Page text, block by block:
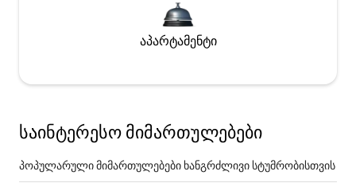
აპარტამენტი
საინტერესო მიმართულებები
პოპულარული მიმართულებები ხანგრძლივი სტუმრობისთვის